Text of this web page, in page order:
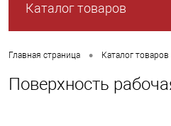
Каталог товаров
Главная страница • Каталог товаров
Поверхность